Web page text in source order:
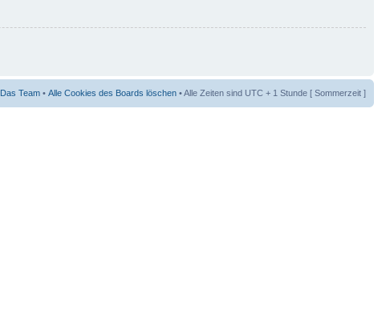
Das Team • Alle Cookies des Boards löschen • Alle Zeiten sind UTC + 1 Stunde [ Sommerzeit ]